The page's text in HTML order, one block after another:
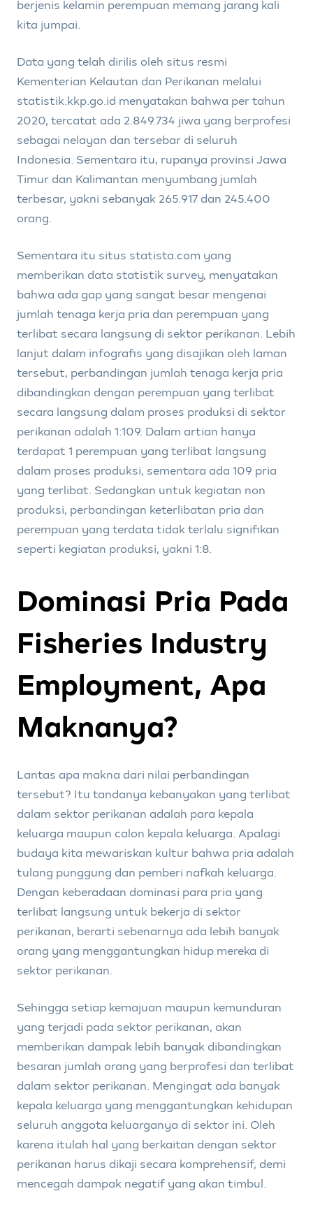
berjenis kelamin perempuan memang jarang kali
kita jumpai.
Data yang telah dirilis oleh situs resmi
Kementerian Kelautan dan Perikanan melalui
statistik.kkp.go.id menyatakan bahwa per tahun
2020, tercatat ada 2.849.734 jiwa yang berprofesi
sebagai nelayan dan tersebar di seluruh
Indonesia. Sementara itu, rupanya provinsi Jawa
Timur dan Kalimantan menyumbang jumlah
terbesar, yakni sebanyak 265.917 dan 245.400
orang.
Sementara itu situs statista.com yang
memberikan data statistik survey, menyatakan
bahwa ada gap yang sangat besar mengenai
jumlah tenaga kerja pria dan perempuan yang
terlibat secara langsung di sektor perikanan. Lebih
lanjut dalam infografis yang disajikan oleh laman
tersebut, perbandingan jumlah tenaga kerja pria
dibandingkan dengan perempuan yang terlibat
secara langsung dalam proses produksi di sektor
perikanan adalah 1:109. Dalam artian hanya
terdapat 1 perempuan yang terlibat langsung
dalam proses produksi, sementara ada 109 pria
yang terlibat. Sedangkan untuk kegiatan non
produksi, perbandingan keterlibatan pria dan
perempuan yang terdata tidak terlalu signifikan
seperti kegiatan produksi, yakni 1:8.
Dominasi Pria Pada
Fisheries Industry
Employment, Apa
Maknanya?
Lantas apa makna dari nilai perbandingan
tersebut? Itu tandanya kebanyakan yang terlibat
dalam sektor perikanan adalah para kepala
keluarga maupun calon kepala keluarga. Apalagi
budaya kita mewariskan kultur bahwa pria adalah
tulang punggung dan pemberi nafkah keluarga.
Dengan keberadaan dominasi para pria yang
terlibat langsung untuk bekerja di sektor
perikanan, berarti sebenarnya ada lebih banyak
orang yang menggantungkan hidup mereka di
sektor perikanan.
Sehingga setiap kemajuan maupun kemunduran
yang terjadi pada sektor perikanan, akan
memberikan dampak lebih banyak dibandingkan
besaran jumlah orang yang berprofesi dan terlibat
dalam sektor perikanan. Mengingat ada banyak
kepala keluarga yang menggantungkan kehidupan
seluruh anggota keluarganya di sektor ini. Oleh
karena itulah hal yang berkaitan dengan sektor
perikanan harus dikaji secara komprehensif, demi
mencegah dampak negatif yang akan timbul.